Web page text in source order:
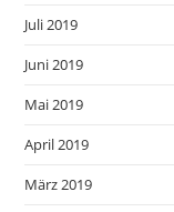
Juli 2019
Juni 2019
Mai 2019
April 2019
März 2019